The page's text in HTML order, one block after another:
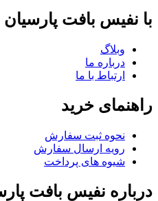
با نفیس بافت پارسیان
وبلاگ
درباره ما
ارتباط با ما
راهنمای خرید
نحوه ثبت سفارش
رویه ارسال سفارش
شیوه های پرداخت
درباره نفیس بافت